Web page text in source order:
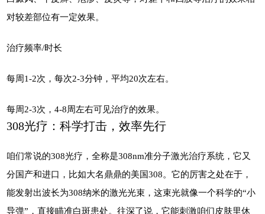
对较差部位有一定效果。
治疗频率/时长
每周1-2次，每次2-3分钟，平均20次左右。
每周2-3次，4-8周左右可见治疗的效果。
308光疗：科学打击，效率先行
咱们常说的308光疗，全称是308nm准分子激光治疗系统，它又
分国产和进口，比如大名鼎鼎的美国308。它的厉害之处在于，
能发射出波长为308纳米的激光光束，这束光就像一个科学的“小
导弹”，直接瞄准白斑患处。往深了说，它能刺激咱们皮肤里休